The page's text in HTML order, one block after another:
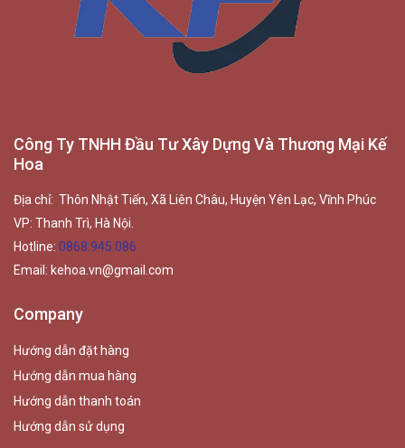
Công Ty TNHH Đầu Tư Xây Dựng Và Thương Mại Kế
Hoa
Địa chỉ: Thôn Nhật Tiến, Xã Liên Châu, Huyện Yên Lạc, Vĩnh Phúc
VP: Thanh Trì, Hà Nội.
Hotline: 0868.945.086
Email: kehoa.vn@gmail.com
Company
Hướng dẫn đặt hàng
Hướng dẫn mua hàng
Hướng dẫn thanh toán
Hướng dẫn sử dụng